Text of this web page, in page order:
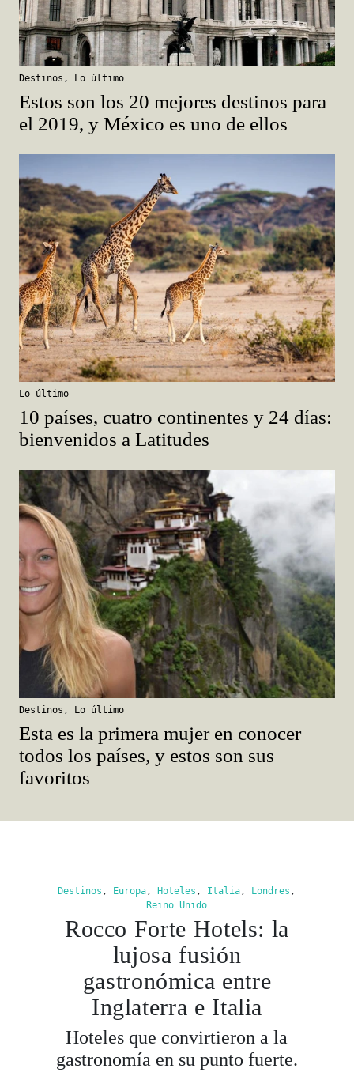
Destinos,Lo último
Estos son los 20 mejores destinos para
el 2019, y México es uno de ellos
Lo último
10 países, cuatro continentes y 24 días:
bienvenidos a Latitudes
Destinos,Lo último
Esta es la primera mujer en conocer
todos los países, y estos son sus
favoritos
lujosa fusión
gastronómica entre
Inglaterra e Italia
Hoteles que convirtieron a la
gastronomía en su punto fuerte.
POR: